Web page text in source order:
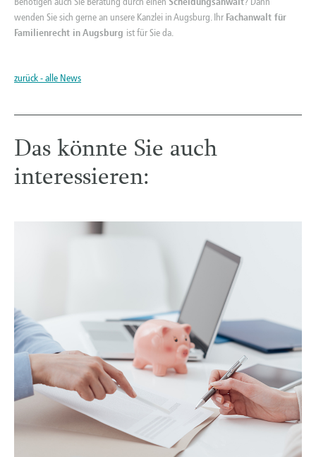
wenden Sie sich gerne an unsere Kanzlei in Augsburg. Ihr Fachanwalt für
Familienrecht in Augsburg ist für Sie da.
zurück - alle News
Das könnte Sie auch
interessieren: